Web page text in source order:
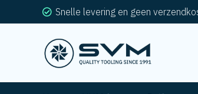
Snelle levering en geen